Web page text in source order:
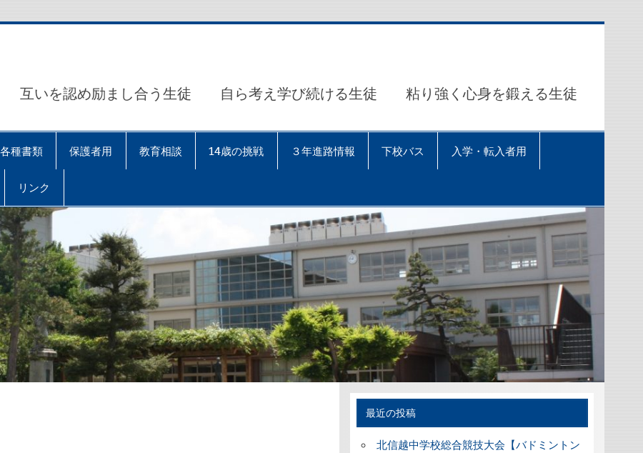
互いを認め励まし合う生徒 自ら考え学び続ける生徒 粘り強く心身を鍛える生徒
各種書類 保護者用 教育相談 14歳の挑戦 ３年進路情報 下校バス 入学・転入者用
リンク
最近の投稿
北信越中学校総合競技大会【バドミントン